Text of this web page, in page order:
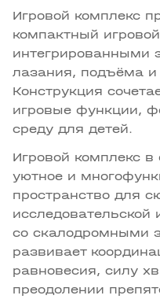
Игровой комплекс
компактный
интегрированными
лазания, подъёма и
Конструкция
игровые функции,
среду для детей.
Игровой комплекс
уютное и
пространство для
со скалодромными
развивает
равновесия, силу
преодолении